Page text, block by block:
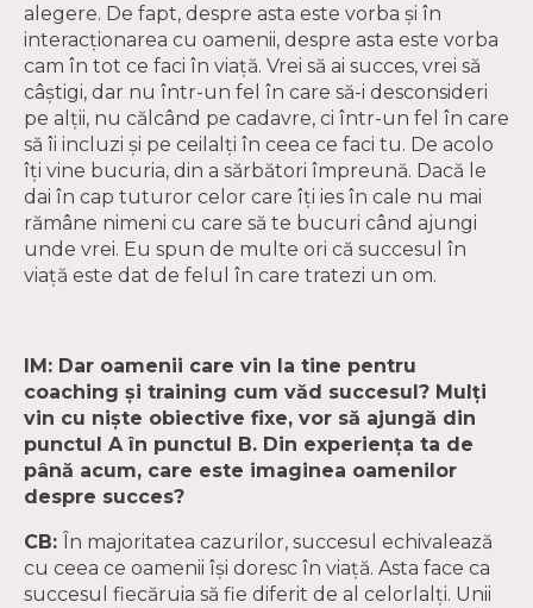
alegere. De fapt, despre asta este vorba și în
interacționarea cu oamenii, despre asta este vorba
cam în tot ce faci în viață. Vrei să ai succes, vrei să
câștigi, dar nu într-un fel în care să-i desconsideri
pe alții, nu călcând pe cadavre, ci într-un fel în care
să îi incluzi și pe ceilalți în ceea ce faci tu. De acolo
îți vine bucuria, din a sărbători împreună. Dacă le
dai în cap tuturor celor care îți ies în cale nu mai
rămâne nimeni cu care să te bucuri când ajungi
unde vrei. Eu spun de multe ori că succesul în
viață este dat de felul în care tratezi un om.
IM: Dar oamenii care vin la tine pentru
coaching și training cum văd succesul? Mulți
vin cu niște obiective fixe, vor să ajungă din
punctul A în punctul B. Din experiența ta de
până acum, care este imaginea oamenilor
despre succes?
CB: În majoritatea cazurilor, succesul echivalează
cu ceea ce oamenii își doresc în viață. Asta face ca
succesul fiecăruia să fie diferit de al celorlalți. Unii